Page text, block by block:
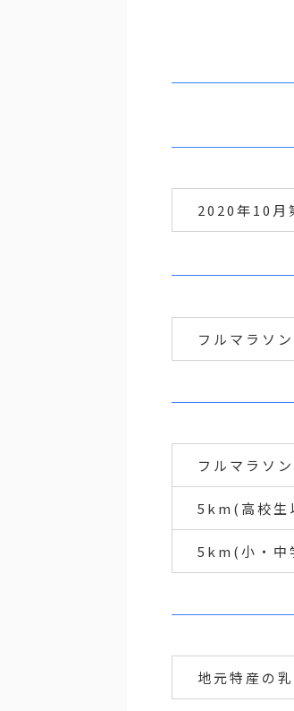
2020年10月
フルマラソ
フルマラソン
5km(高校生
5km(小・中
地元特産の